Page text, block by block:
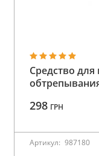
Средство
298 ГРН
Артикул: 987180